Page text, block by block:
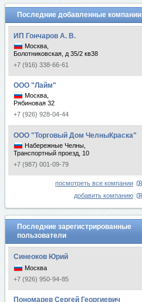
Последние добавленные компании
ИП Гончаров А. В.
Москва,
Болотниковская, д 35/2 кв38
+7 (916) 338-66-61
ООО "Лайм"
Москва,
Рябиновая 32
+7 (926) 928-04-44
ООО "Торговый Дом ЧелныКраска"
Набережные Челны,
Транспортный проезд, 10
+7 (987) 001-09-79
посмотреть все компании
добавить компанию
Последние зарегистрированные
пользователи
Синеоков Юрий
Москва
+7 (926) 950-94-85
Пономарев Сергей Георгиевич